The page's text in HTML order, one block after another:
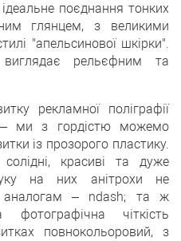
поєднання тонких
глянцем, з великими
"апельсинової шкірки".
рельєфним та
рекламної поліграфії
– ми з гордістю можемо
із прозорого пластику.
красиві та дуже
на них анітрохи не
аналогам – ndash; та ж
фотографічна чіткість
повнокольоровий, з